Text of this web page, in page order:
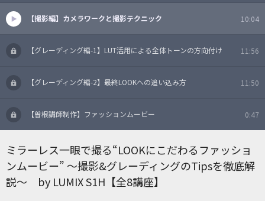
【撮影編】カメラワークと撮影テクニック 10:04
【グレーディング編-1】LUT活用による全体トーンの方向付け 11:56
【グレーディング編-2】最終LOOKへの追い込み方 11:50
【曽根講師制作】ファッションムービー 0:47
ミラーレス一眼で撮る“LOOKにこだわるファッショ
ンムービー” ～撮影&グレーディングのTipsを徹底解
説～ by LUMIX S1H【全8講座】